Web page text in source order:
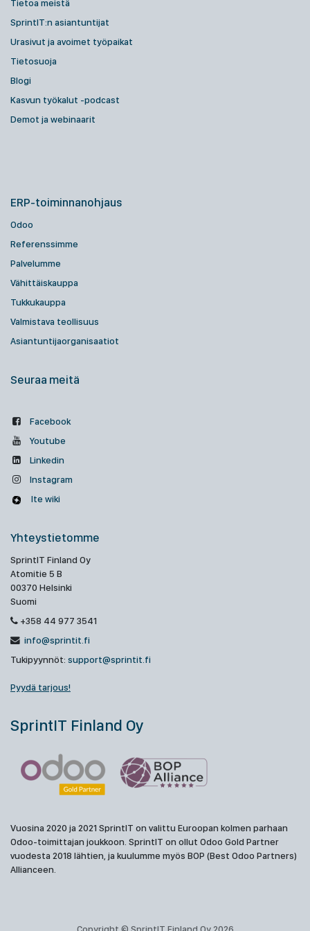
Tietoa meistä
SprintIT:n asiantuntijat
Urasivut ja avoimet työpaikat
Tietosuoja
Blogi
Kasvun työkalut -podcast
Demot ja webinaarit
ERP-toiminnanohjaus
Odoo
Referenssimme
Palvelumme
Vähittäiskauppa
Tukkukauppa
Valmistava teollisuus
Asiantuntijaorganisaatiot
Seuraa meitä
Facebook
Youtube
Linkedin
Instagram
Ite wiki
Yhteystietomme
SprintIT Finland Oy
Atomitie 5 B
00370 Helsinki
Suomi
+358 44 977 3541
info@sprintit.fi
Tukipyynnöt: support@sprintit.fi
Pyydä tarjous!
SprintIT Finland Oy
Vuosina 2020 ja 2021 SprintIT on valittu Euroopan kolmen parhaan
Odoo-toimittajan joukkoon. SprintIT on ollut Odoo Gold Partner
vuodesta 2018 lähtien, ja kuulumme myös BOP (Best Odoo Partners)
Allianceen.
Copyright © SprintIT Finland Oy 2026